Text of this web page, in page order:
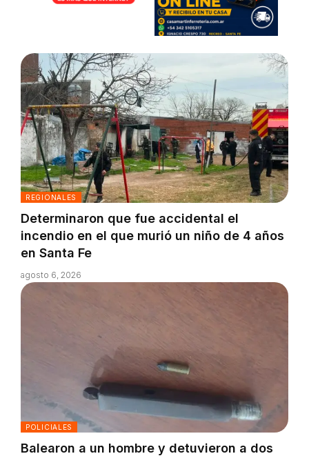
REGIONALES
Determinaron que fue accidental el
incendio en el que murió un niño de 4 años
en Santa Fe
agosto 6, 2026
POLICIALES
Balearon a un hombre y detuvieron a dos